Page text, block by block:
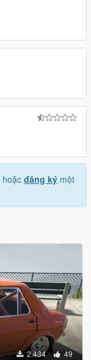
hoặc đăng ký một
2.434 49